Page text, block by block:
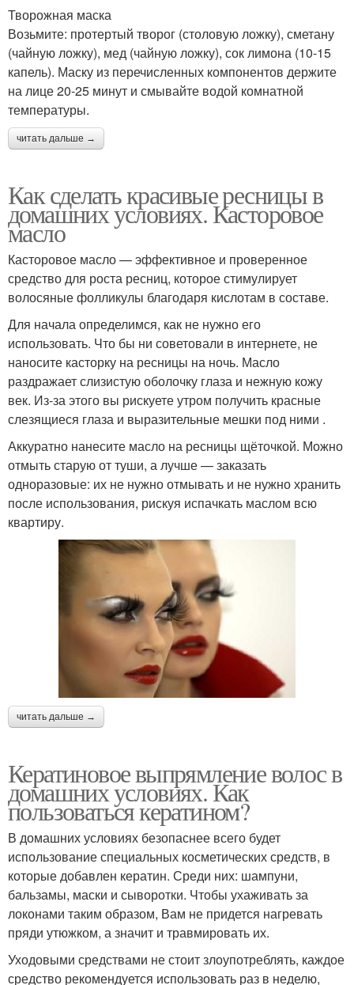
Творожная маска
Возьмите: протертый творог (столовую ложку), сметану
(чайную ложку), мед (чайную ложку), сок лимона (10-15
капель). Маску из перечисленных компонентов держите
на лице 20-25 минут и смывайте водой комнатной
температуры.
читать дальше →
Как сделать красивые ресницы в
домашних условиях. Касторовое
масло
Касторовое масло — эффективное и проверенное
средство для роста ресниц, которое стимулирует
волосяные фолликулы благодаря кислотам в составе.
Для начала определимся, как не нужно его
использовать. Что бы ни советовали в интернете, не
наносите касторку на ресницы на ночь. Масло
раздражает слизистую оболочку глаза и нежную кожу
век. Из-за этого вы рискуете утром получить красные
слезящиеся глаза и выразительные мешки под ними .
Аккуратно нанесите масло на ресницы щёточкой. Можно
отмыть старую от туши, а лучше — заказать
одноразовые: их не нужно отмывать и не нужно хранить
после использования, рискуя испачкать маслом всю
квартиру.
читать дальше →
Кератиновое выпрямление волос в
домашних условиях. Как
пользоваться кератином?
В домашних условиях безопаснее всего будет
использование специальных косметических средств, в
которые добавлен кератин. Среди них: шампуни,
бальзамы, маски и сыворотки. Чтобы ухаживать за
локонами таким образом, Вам не придется нагревать
пряди утюжком, а значит и травмировать их.
Уходовыми средствами не стоит злоупотреблять, каждое
средство рекомендуется использовать раз в неделю,